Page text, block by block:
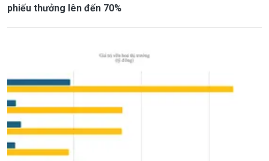
phiếu thưởng lên đến 70%